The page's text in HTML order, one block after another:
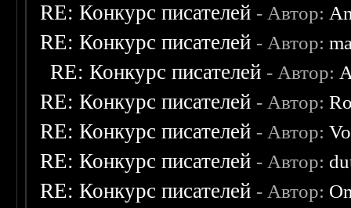
RE: Конкурс писателей - Автор:
RE: Конкурс писателей - Автор:
RE: Конкурс писателей - Автор:
RE: Конкурс писателей - Автор:
RE: Конкурс писателей - Автор:
RE: Конкурс писателей - Автор:
RE: Конкурс писателей - Автор: